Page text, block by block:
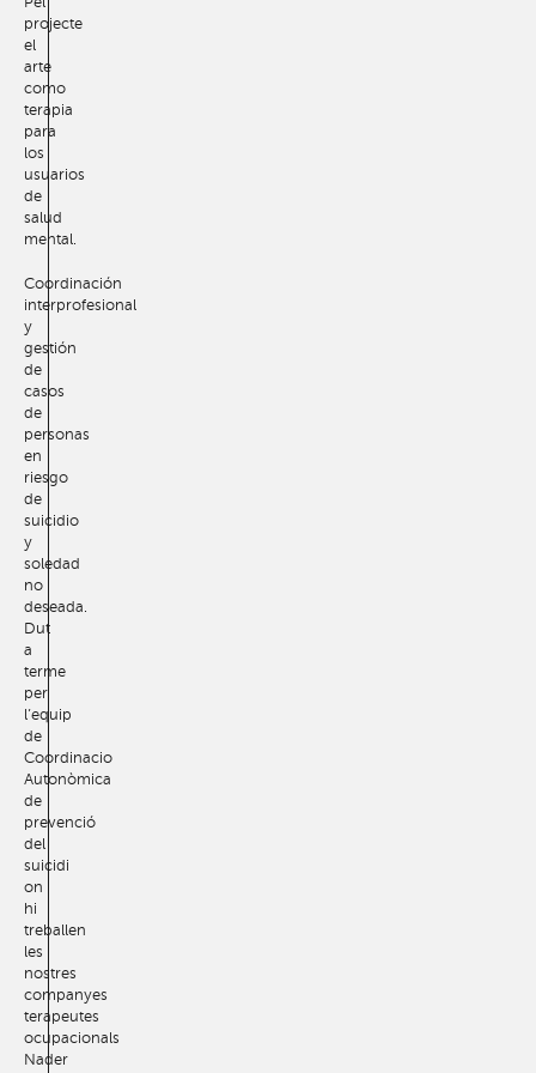
projecte
el
arte
como
terapia
para
los
usuarios
de
salud
mental.
Coordinación
interprofesional
y
gestión
de
casos
de
personas
en
riesgo
de
suicidio
y
soledad
no
deseada.
Dut
a
terme
per
l’equip
de
Coordinacio
Autonòmica
de
prevenció
del
suicidi
on
hi
treballen
les
nostres
companyes
terapeutes
ocupacionals
Nader